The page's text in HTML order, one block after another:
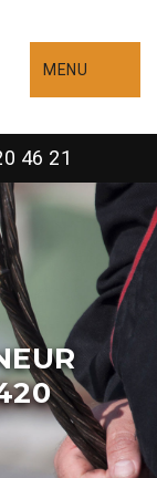
MENU
46 21